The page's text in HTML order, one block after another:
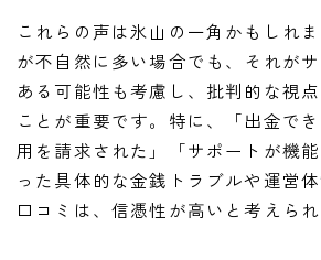
これらの声は氷山の一角かもしれ
が不自然に多い場合でも、それが
ある可能性も考慮し、批判的な視
ことが重要です。特に、「出金で
用を請求された」「サポートが機
った具体的な金銭トラブルや運営
口コミは、信憑性が高いと考えられ